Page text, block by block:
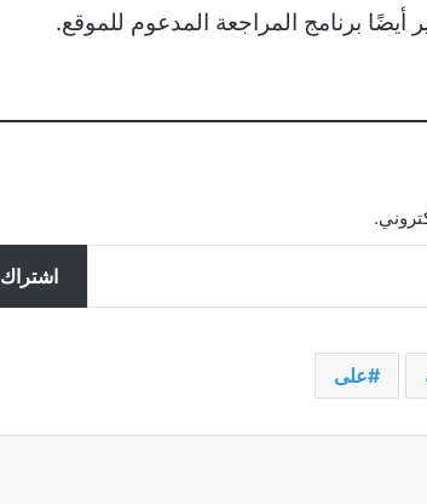
اشتراك
على
ما هو تيمو، وهل هو شرعي؟
الإصلاحات